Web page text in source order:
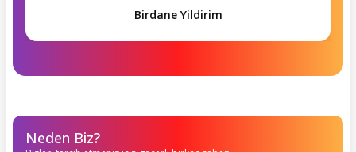
Birdane Yildirim
Neden Biz?